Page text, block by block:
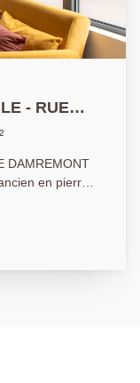
- RUE
DAMREMONT
appartement
mezzanine,
avec de